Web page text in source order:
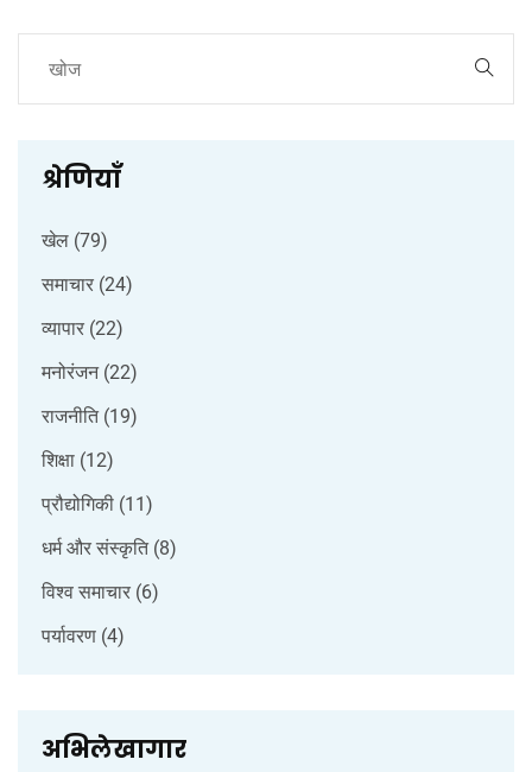
श्रेणियाँ
खेल (79)
समाचार (24)
व्यापार (22)
मनोरंजन (22)
राजनीति (19)
शिक्षा (12)
प्रौद्योगिकी (11)
धर्म और संस्कृति (8)
विश्व समाचार (6)
पर्यावरण (4)
अभिलेखागार